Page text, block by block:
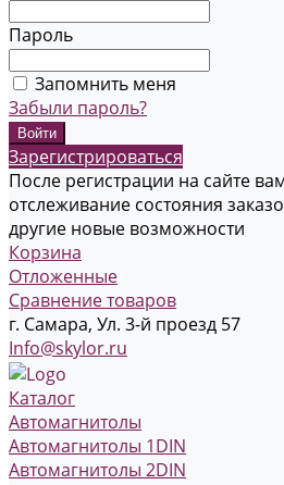
Пароль
Запомнить меня
Забыли пароль?
Зарегистрироваться
После регистрации на сайте
отслеживание состояния
другие новые возможности
Корзина
Отложенные
Сравнение товаров
г. Самара, Ул. 3-й проезд 57
Info@skylor.ru
Каталог
Автомагнитолы
Автомагнитолы 1DIN
Автомагнитолы 2DIN